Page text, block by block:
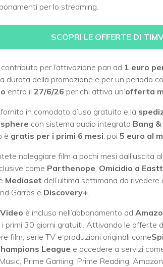
per lo streaming.
SCOPRI LE OFFERTE DI
per l’attivazione pari ad 1 euro
durata della promozione e per un periodo
entro il 27/6/26 per chi attiva un’offerta
in comodato d’uso gratuito e la
con sistema audio integrato Bang
è gratis per i primi 6 mesi , poi 5 euro al
noleggiare film a pochi mesi dall’uscita
come Parthenope Omicidio a
Mediaset dell’ultima settimana da rivedere
Garros e Discovery+
è incluso nell’abbonamento ad
i primi 30 giorni gratuiti. Attivando le offerte
film, serie TV e produzioni originali come
League e accedere a servizi
Prime Gaming, Prime Reading,